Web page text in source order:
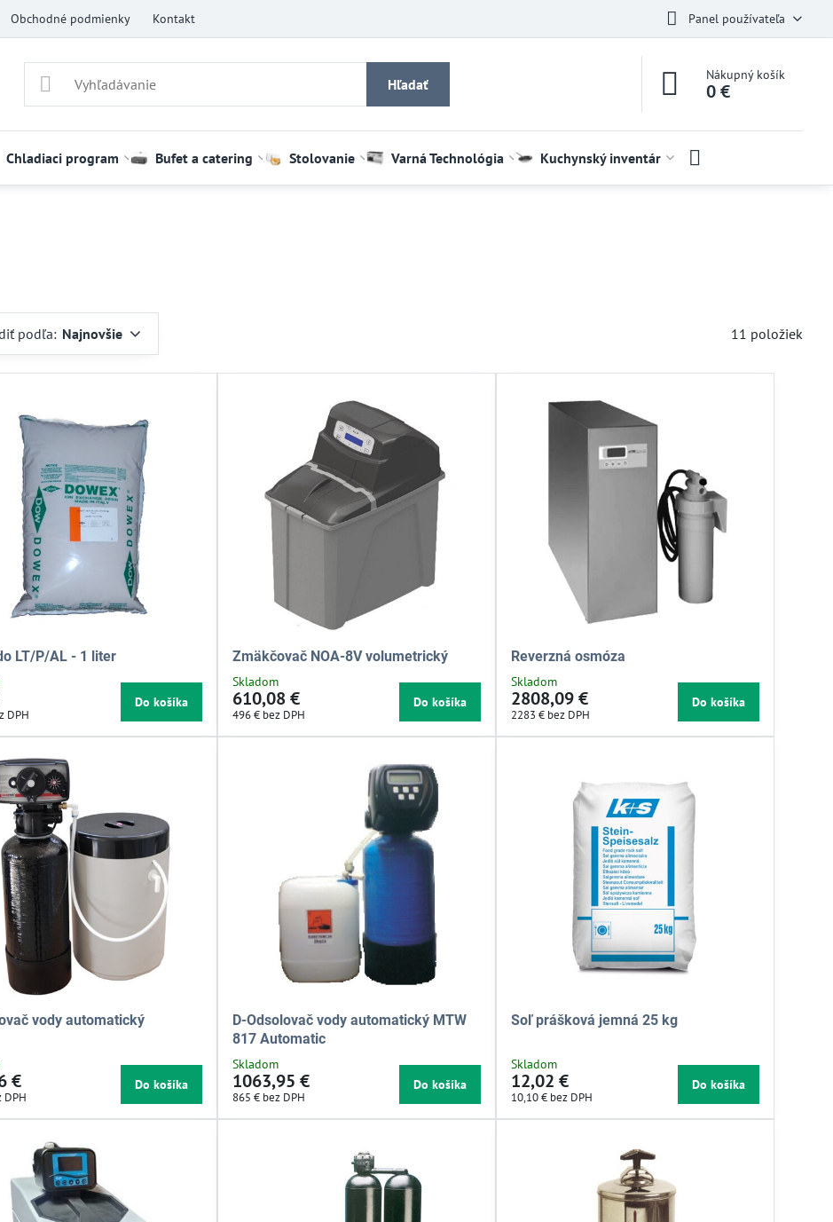
Obchodné podmienky Kontakt Panel používateľa
Hľadať
Nákupný košík
0 €
Chladiaci program Bufet a catering Stolovanie Varná Technológia Kuchynský inventár
podľa: Najnovšie 11 položiek
LT/P/AL - 1 liter
DPH
Do košíka
Zmäkčovač NOA-8V volumetrický
Skladom
610,08 €
496 € bez DPH
Do košíka
Reverzná osmóza
Skladom
2808,09 €
2283 € bez DPH
Do košíka
vody automatický
€
DPH
Do košíka
D-Odsolovač vody automatický MTW
817 Automatic
Skladom
1063,95 €
865 € bez DPH
Do košíka
Soľ prášková jemná 25 kg
Skladom
12,02 €
10,10 € bez DPH
Do košíka